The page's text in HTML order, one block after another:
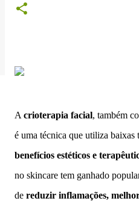
A crioterapia facial, também
é uma técnica que utiliza baixas
benefícios estéticos e
no skincare tem ganhado
de reduzir inflamações,